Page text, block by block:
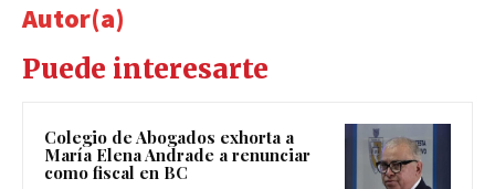
Autor(a)
Puede interesarte
Colegio de Abogados exhorta a
María Elena Andrade a renunciar
como fiscal en BC